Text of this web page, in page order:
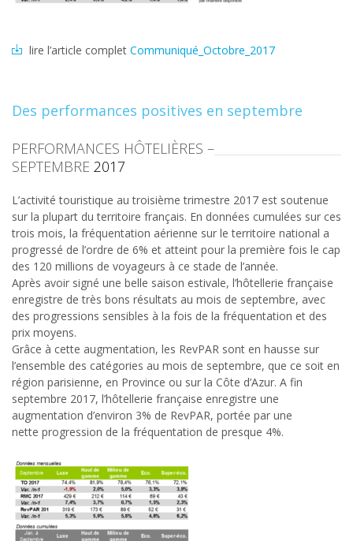
lire l’article complet Communiqué_Octobre_2017
Des performances positives en septembre
PERFORMANCES HÔTELIÈRES –
SEPTEMBRE 2017
L’activité touristique au troisième trimestre 2017 est soutenue
sur la plupart du territoire français. En données cumulées sur ces
trois mois, la fréquentation aérienne sur le territoire national a
progressé de l’ordre de 6% et atteint pour la première fois le cap
des 120 millions de voyageurs à ce stade de l’année.
Après avoir signé une belle saison estivale, l’hôtellerie française
enregistre de très bons résultats au mois de septembre, avec
des progressions sensibles à la fois de la fréquentation et des
prix moyens.
Grâce à cette augmentation, les RevPAR sont en hausse sur
l’ensemble des catégories au mois de septembre, que ce soit en
région parisienne, en Province ou sur la Côte d’Azur. A fin
septembre 2017, l’hôtellerie française enregistre une
augmentation d’environ 3% de RevPAR, portée par une
nette progression de la fréquentation de presque 4%.